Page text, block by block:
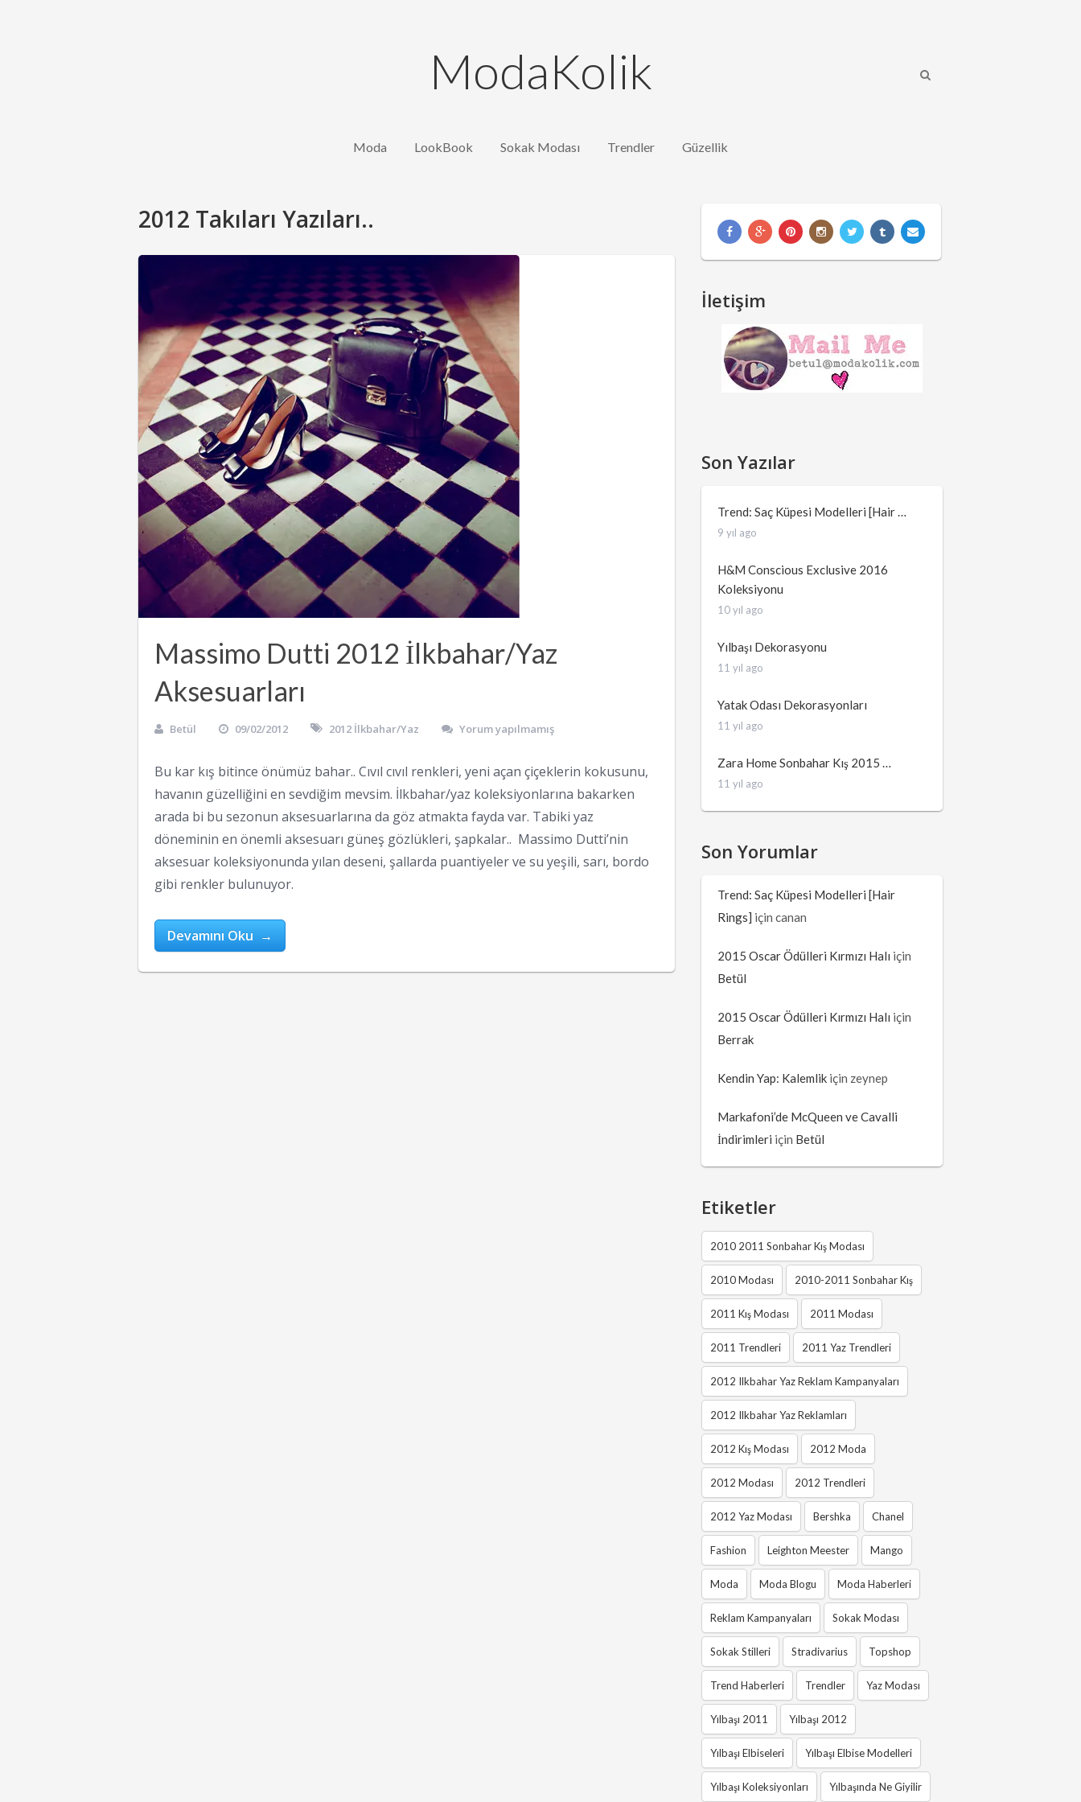
ModaKolik
Moda LookBook Sokak Modası Trendler Güzellik
2012 Takıları Yazıları..
Massimo Dutti 2012 İlkbahar/Yaz
Aksesuarları
Betül 09/02/2012 2012 İlkbahar/Yaz Yorum yapılmamış
Bu kar kış bitince önümüz bahar.. Cıvıl cıvıl renkleri, yeni açan çiçeklerin kokusunu,
havanın güzelliğini en sevdiğim mevsim. İlkbahar/yaz koleksiyonlarına bakarken
arada bi bu sezonun aksesuarlarına da göz atmakta fayda var. Tabiki yaz
döneminin en önemli aksesuarı güneş gözlükleri, şapkalar.. Massimo Dutti’nin
aksesuar koleksiyonunda yılan deseni, şallarda puantiyeler ve su yeşili, sarı, bordo
gibi renkler bulunuyor.
Devamını Oku →
İletişim
Son Yazılar
Trend: Saç Küpesi Modelleri [Hair …
9 yıl ago
H&M Conscious Exclusive 2016
Koleksiyonu
10 yıl ago
Yılbaşı Dekorasyonu
11 yıl ago
Yatak Odası Dekorasyonları
11 yıl ago
Zara Home Sonbahar Kış 2015 …
11 yıl ago
Son Yorumlar
Trend: Saç Küpesi Modelleri [Hair
Rings] için canan
2015 Oscar Ödülleri Kırmızı Halı için
Betül
2015 Oscar Ödülleri Kırmızı Halı için
Berrak
Kendin Yap: Kalemlik için zeynep
Markafoni’de McQueen ve Cavalli
İndirimleri için Betül
Etiketler
2010 2011 Sonbahar Kış Modası
2010 Modası 2010-2011 Sonbahar Kış
2011 Kış Modası 2011 Modası
2011 Trendleri 2011 Yaz Trendleri
2012 Ilkbahar Yaz Reklam Kampanyaları
2012 Ilkbahar Yaz Reklamları
2012 Kış Modası 2012 Moda
2012 Modası 2012 Trendleri
2012 Yaz Modası Bershka Chanel
Fashion Leighton Meester Mango
Moda Moda Blogu Moda Haberleri
Reklam Kampanyaları Sokak Modası
Sokak Stilleri Stradivarius Topshop
Trend Haberleri Trendler Yaz Modası
Yılbaşı 2011 Yılbaşı 2012
Yılbaşı Elbiseleri Yılbaşı Elbise Modelleri
Yılbaşı Koleksiyonları Yılbaşında Ne Giyilir